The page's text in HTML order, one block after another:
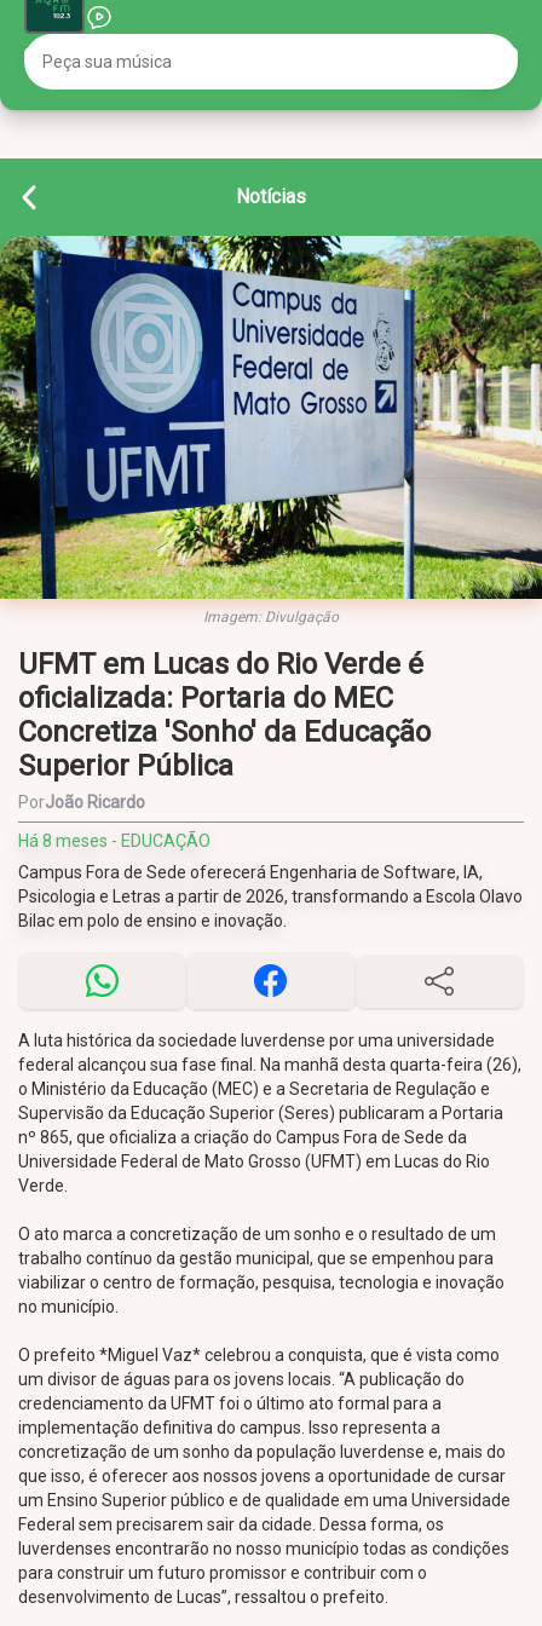
Notícias
Imagem: Divulgação
UFMT em Lucas do Rio Verde é
oficializada: Portaria do MEC
Concretiza 'Sonho' da Educação
Superior Pública
PorJoão Ricardo
Há 8 meses - EDUCAÇÃO
Campus Fora de Sede oferecerá Engenharia de Software, IA,
Psicologia e Letras a partir de 2026, transformando a Escola Olavo
Bilac em polo de ensino e inovação.
A luta histórica da sociedade luverdense por uma universidade
federal alcançou sua fase final. Na manhã desta quarta-feira (26),
o Ministério da Educação (MEC) e a Secretaria de Regulação e
Supervisão da Educação Superior (Seres) publicaram a Portaria
nº 865, que oficializa a criação do Campus Fora de Sede da
Universidade Federal de Mato Grosso (UFMT) em Lucas do Rio
Verde.
O ato marca a concretização de um sonho e o resultado de um
trabalho contínuo da gestão municipal, que se empenhou para
viabilizar o centro de formação, pesquisa, tecnologia e inovação
no município.
O prefeito *Miguel Vaz* celebrou a conquista, que é vista como
um divisor de águas para os jovens locais. “A publicação do
credenciamento da UFMT foi o último ato formal para a
implementação definitiva do campus. Isso representa a
concretização de um sonho da população luverdense e, mais do
que isso, é oferecer aos nossos jovens a oportunidade de cursar
um Ensino Superior público e de qualidade em uma Universidade
Federal sem precisarem sair da cidade. Dessa forma, os
luverdenses encontrarão no nosso município todas as condições
para construir um futuro promissor e contribuir com o
desenvolvimento de Lucas”, ressaltou o prefeito.